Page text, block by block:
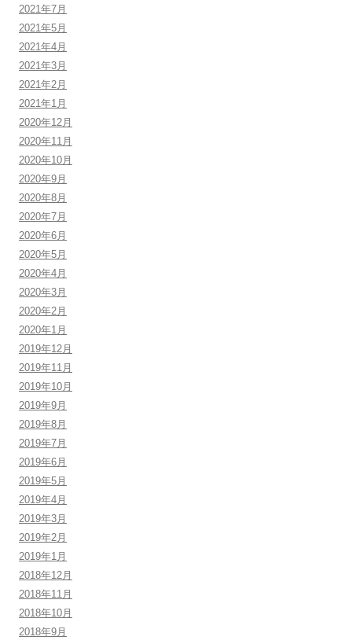
2021年7月
2021年5月
2021年4月
2021年3月
2021年2月
2021年1月
2020年12月
2020年11月
2020年10月
2020年9月
2020年8月
2020年7月
2020年6月
2020年5月
2020年4月
2020年3月
2020年2月
2020年1月
2019年12月
2019年11月
2019年10月
2019年9月
2019年8月
2019年7月
2019年6月
2019年5月
2019年4月
2019年3月
2019年2月
2019年1月
2018年12月
2018年11月
2018年10月
2018年9月